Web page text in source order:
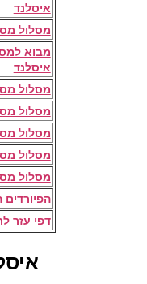
איסלנד
מסלול מס
מבוא
איסלנד
מסלול מס
מסלול מס
מסלול מס
מסלול מס
מסלול מס
הפיורדים
דפי עזר